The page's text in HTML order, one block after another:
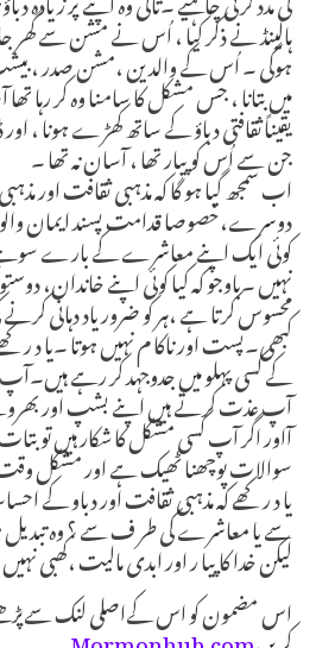
ہالینڈ نے ذکر کیا ، اُس نے مشن سے گھر
ہوگی ۔ اُس کے والدین ،مشن صدر ،
میں بتانا ، جس مشکل کا سامنا وہ کر رہا
یقیناًثقافتی دباؤ کے ساتھ کھڑے ہونا ،
جن سے اُس کو پیار تھا ، آسان نہ تھا ۔
اب سمجھ گیا ہو گا کہ مذہبی ثقافت اور
دوسرے،خصوصا قدامت پسند ایمان
کوئی ایک اپنے معاشرے کے بارے سوچے
نہیں ۔باوجو کہ کیا کوئی اپنے خاندان،
محسوس کرتا ہے ،ہر کو ضرور یاد دہانی
کبھی۔پست اور ناکا م نہیں ہوتا ۔یا د
کے کسی پہلو میں جدوجہد کر رہے
آپ عذت کرتے ہیں اپنے بشپ اور
آاور اگر آپ کسی مشکل کا شکار ہیں
سوالات پوچھنا ٹھیک ہے اور مشکل
یا د رکھے کہ مذہبی ثقافت اور دباو کے
سے یا معاشرے کی طر ف سے ؟ وہ تبدیل
لیکن خدا کا پیا ر اور ابدی مالیت ،کھبی
اس مضمون کو اس کےاصلی لنک